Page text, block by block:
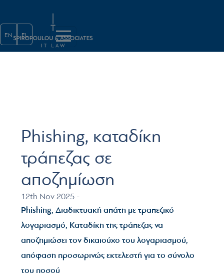
EN EL
Phishing, καταδίκη
τράπεζας σε
αποζημίωση
12th Nov 2025 -
Phishing, Διαδικτυακή απάτη με τραπεζικό
λογαριασμό, Καταδίκη της τράπεζας να
αποζημιώσει τον δικαιούχο του λογαριασμού,
απόφαση προσωρινώς εκτελεστή για το σύνολο
του ποσού